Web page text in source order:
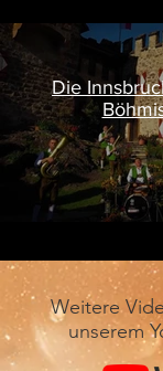
Die
Weitere
unserem